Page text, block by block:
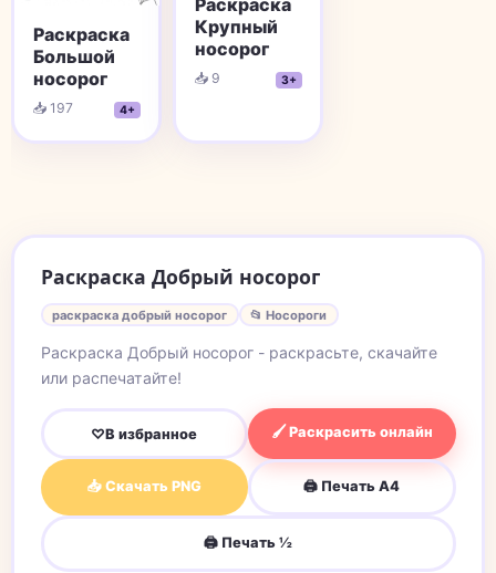
Раскраска
Большой
носорог
📥 197 4+
Раскраска
Крупный
носорог
📥 9 3+
Раскраска Добрый носорог
раскраска добрый носорог 📂 Носороги
Раскраска Добрый носорог - раскрасьте, скачайте
или распечатайте!
♡В избранное 🖌 Раскрасить онлайн
📥 Скачать PNG 🖨 Печать A4
🖨 Печать ½